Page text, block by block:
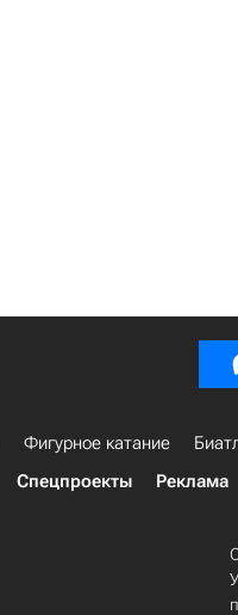
Фигурное катание
Спецпроекты
Реклама